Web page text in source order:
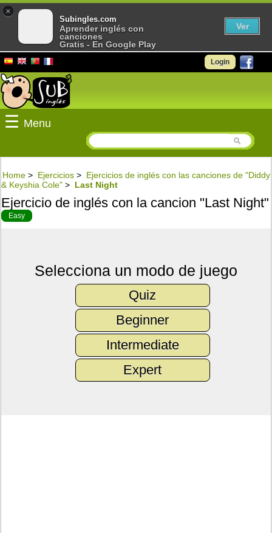
Login
☰ Menu
Home > Ejercicios > Ejercicios de inglés con las canciones de "Diddy
& Keyshia Cole" > Last Night
Ejercicio de inglés con la cancion "Last Night"
Easy
Selecciona un modo de juego
Quiz
Beginner
Intermediate
Expert
×
Subingles.com
Aprender inglés con
canciones
Gratis - En Google Play
Ver